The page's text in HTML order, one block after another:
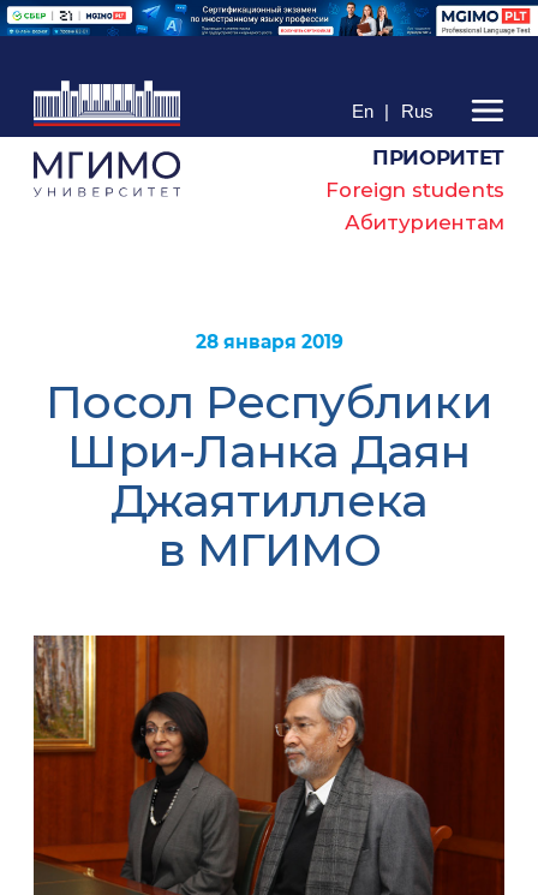
En | Rus
ПРИОРИТЕТ
Foreign students
Абитуриентам
28 января 2019
Посол Республики
Шри-Ланка Даян
Джаятиллека
в МГИМО